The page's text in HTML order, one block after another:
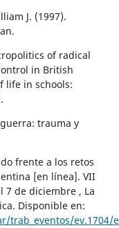
J. (1997).
of radical
in British
life in schools:
trauma y
frente a los retos
[en línea]. VII
7 de diciembre , La
Disponible en:
trab_eventos/ev.1704/